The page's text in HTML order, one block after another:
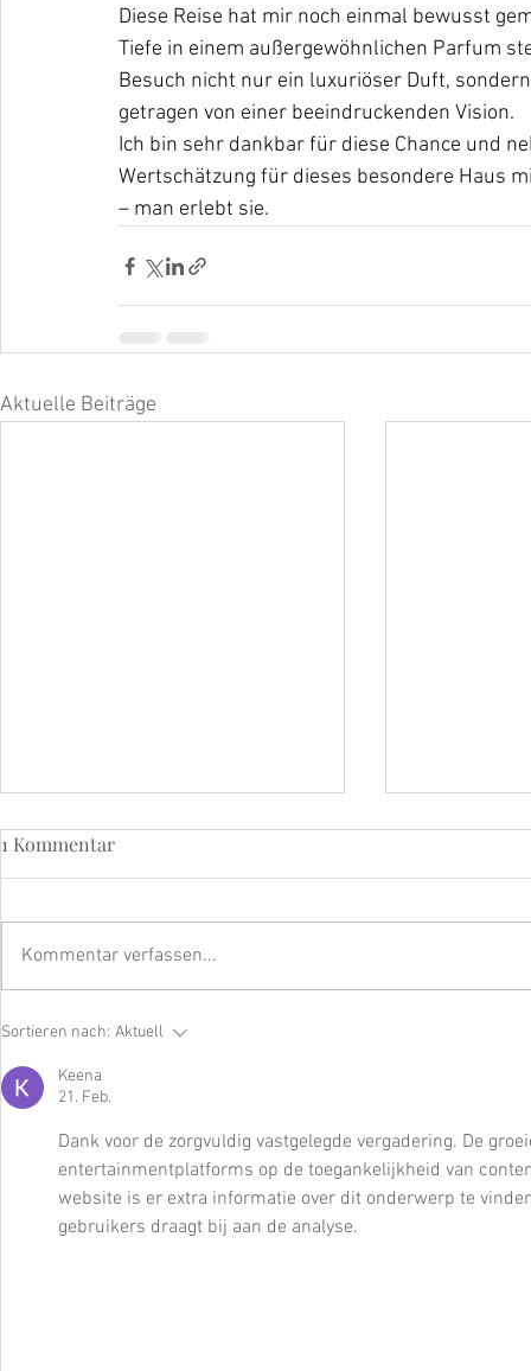
Diese Reise hat mir noch einmal bewusst
Tiefe in einem außergewöhnlichen Parfum
Besuch nicht nur ein luxuriöser Duft,
getragen von einer beeindruckenden Vision.
Ich bin sehr dankbar für diese Chance und
Wertschätzung für dieses besondere Haus
– man erlebt sie.
Aktuelle Beiträge
LSF – Der wichtigste Anti-
1 Kommentar
Kommentar verfassen...
Sortieren nach: Aktuell
Keena
21. Feb.
Dank voor de zorgvuldig vastgelegde vergadering. De
entertainmentplatforms op de toegankelijkheid van
website is er extra informatie over dit onderwerp te
gebruikers draagt bij aan de analyse.